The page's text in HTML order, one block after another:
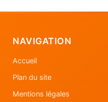
NAVIGATION
Accueil
Plan du site
Mentions légales